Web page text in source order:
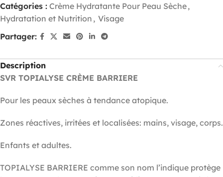
Catégories : Crème Hydratante Pour Peau Sèche,
Hydratation et Nutrition , Visage
Partager:
Description
SVR TOPIALYSE CRÈME BARRIERE
Pour les peaux sèches à tendance atopique.
Zones réactives, irritées et localisées: mains, visage, corps.
Enfants et adultes.
TOPIALYSE BARRIERE comme son nom l’indique protège